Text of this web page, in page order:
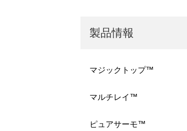
製品情報
マジックトップ™
マルチレイ™
ピュアサーモ™